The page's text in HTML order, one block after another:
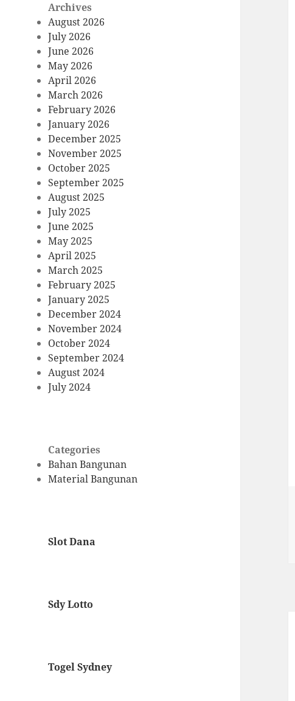
Archives
August 2026
July 2026
June 2026
May 2026
April 2026
March 2026
February 2026
January 2026
December 2025
November 2025
October 2025
September 2025
August 2025
July 2025
June 2025
May 2025
April 2025
March 2025
February 2025
January 2025
December 2024
November 2024
October 2024
September 2024
August 2024
July 2024
Categories
Bahan Bangunan
Material Bangunan
Slot Dana
Sdy Lotto
Togel Sydney